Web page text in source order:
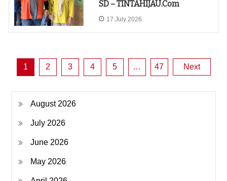
SD – TINTAHIJAU.com
17 July 2026
Posts
pagination
1 2 3 4 5 … 47 Next
August 2026
July 2026
June 2026
May 2026